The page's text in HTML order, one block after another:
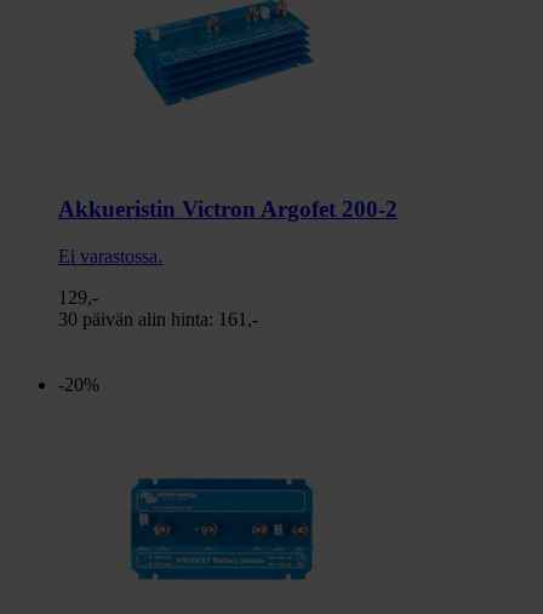
Akkueristin Victron Argofet 200-2
Ei varastossa.
129,-
30 päivän alin hinta: 161,-
-20%